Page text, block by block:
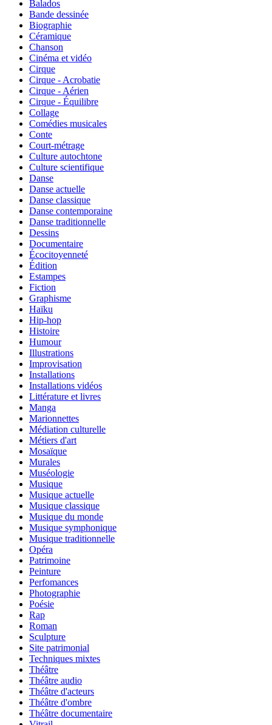
Balados
Bande dessinée
Biographie
Céramique
Chanson
Cinéma et vidéo
Cirque
Cirque - Acrobatie
Cirque - Aérien
Cirque - Équilibre
Collage
Comédies musicales
Conte
Court-métrage
Culture autochtone
Culture scientifique
Danse
Danse actuelle
Danse classique
Danse contemporaine
Danse traditionnelle
Dessins
Documentaire
Écocitoyenneté
Édition
Estampes
Fiction
Graphisme
Haïku
Hip-hop
Histoire
Humour
Illustrations
Improvisation
Installations
Installations vidéos
Littérature et livres
Manga
Marionnettes
Médiation culturelle
Métiers d'art
Mosaïque
Murales
Muséologie
Musique
Musique actuelle
Musique classique
Musique du monde
Musique symphonique
Musique traditionnelle
Opéra
Patrimoine
Peinture
Perfomances
Photographie
Poésie
Rap
Roman
Sculpture
Site patrimonial
Techniques mixtes
Théâtre
Théâtre audio
Théâtre d'acteurs
Théâtre d'ombre
Théâtre documentaire